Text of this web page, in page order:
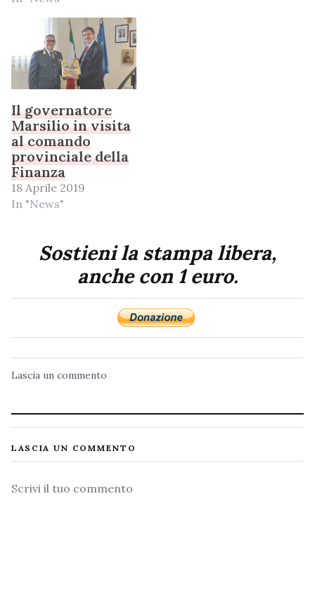
Il governatore
Marsilio in visita
al comando
provinciale della
Finanza
18 Aprile 2019
In "News"
Sostieni la stampa libera,
anche con 1 euro.
Lascia un commento
LASCIA UN COMMENTO
Commento